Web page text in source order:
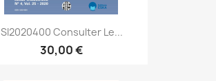
SI2020400 Consulter Le...
30,00 €